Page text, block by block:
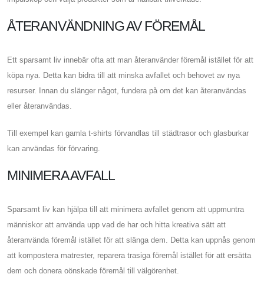
ÅTERANVÄNDNING AV FÖREMÅL
Ett sparsamt liv innebär ofta att man återanvänder föremål istället för att
köpa nya. Detta kan bidra till att minska avfallet och behovet av nya
resurser. Innan du slänger något, fundera på om det kan återanvändas
eller återanvändas.
Till exempel kan gamla t-shirts förvandlas till städtrasor och glasburkar
kan användas för förvaring.
MINIMERA AVFALL
Sparsamt liv kan hjälpa till att minimera avfallet genom att uppmuntra
människor att använda upp vad de har och hitta kreativa sätt att
återanvända föremål istället för att slänga dem. Detta kan uppnås genom
att kompostera matrester, reparera trasiga föremål istället för att ersätta
dem och donera oönskade föremål till välgörenhet.